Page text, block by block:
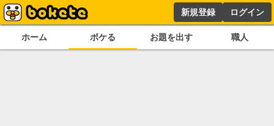
新規登録 ログイン
ホーム ボケる お題を出す 職人